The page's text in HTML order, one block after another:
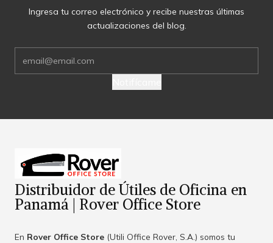
Ingresa tu correo electrónico y recibe nuestras últimas
actualizaciones del blog.
Distribuidor de Útiles de Oficina en
Panamá | Rover Office Store
En Rover Office Store (Utili Office Rover, S.A.) somos tu